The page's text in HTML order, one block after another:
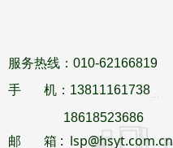
服务热线：010-62166819
手 机：13811161738
18618523686
邮 箱 : lsp@hsyt.com.cn